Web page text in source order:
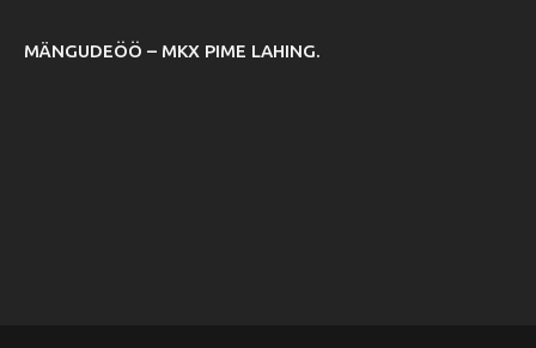
MÄNGUDEÖÖ – MKX PIME LAHING.